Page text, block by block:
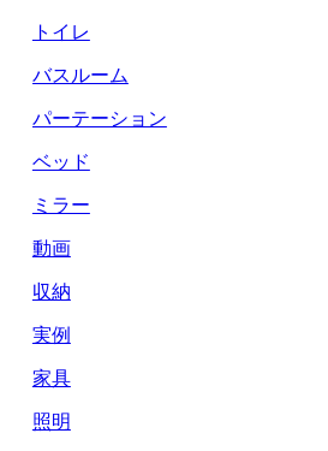
トイレ
バスルーム
パーテーション
ベッド
ミラー
動画
収納
実例
家具
照明